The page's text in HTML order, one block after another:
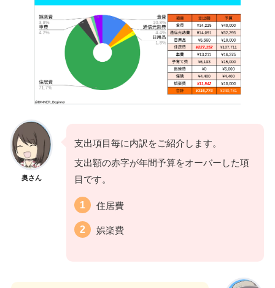
奥さん
支出項目毎に内訳をご紹介します。
支出額の赤字が年間予算をオーバーした項
目です。
住居費
娯楽費